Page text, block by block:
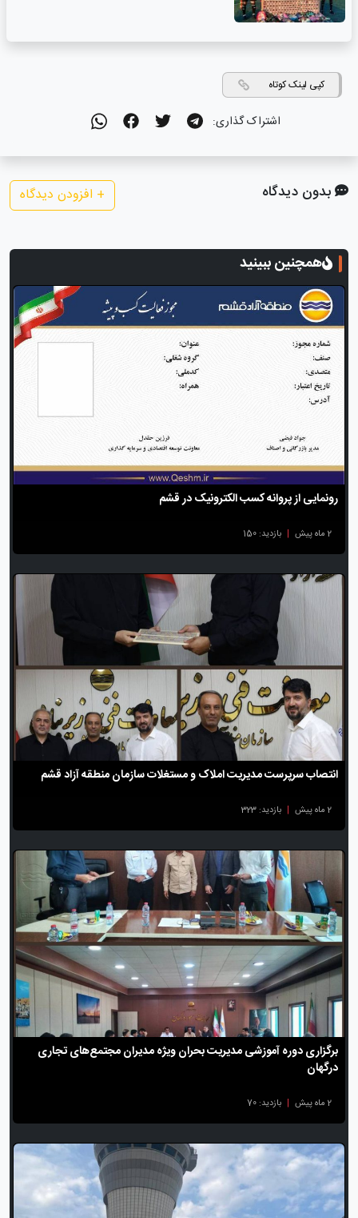
کپی لینک کوتاه
اشتراک گذاری:
بدون دیدگاه + افزودن دیدگاه
همچنین ببینید
رونمایی از پروانه کسب الکترونیک در قشم
2 ماه پیش | بازدید: 150
انتصاب سرپرست مدیریت املاک و مستغلات سازمان منطقه آزاد قشم
2 ماه پیش | بازدید: 323
برگزاری دوره آموزشی مدیریت بحران ویژه مدیران مجتمع‌های تجاری
درگهان
2 ماه پیش | بازدید: 70